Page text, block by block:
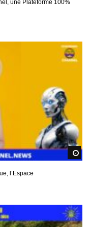
une Plateforme 100%
l’Espace